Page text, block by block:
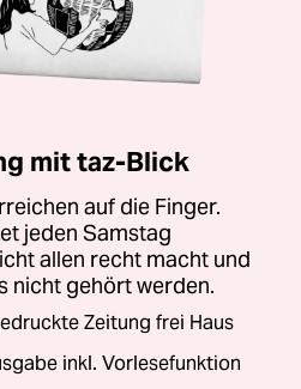
mit taz-Blick
auf die Finger.
jeden Samstag
allen recht macht und
nicht gehört werden.
Zeitung frei Haus
inkl. Vorlesefunktion